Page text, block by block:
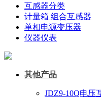
互感器分类
计量箱 组合互感器
单相电源变压器
仪器仪表
其他产品
JDZ9-10Q电压